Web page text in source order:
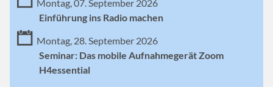
Montag, 07. September 2026
Einführung ins Radio machen
Montag, 28. September 2026
Seminar: Das mobile Aufnahmegerät Zoom
H4essential